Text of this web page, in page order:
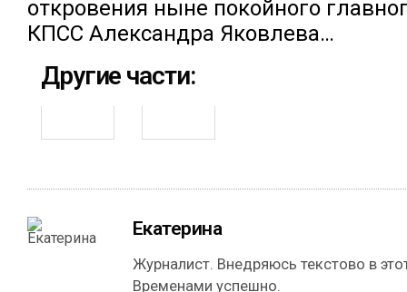
откровения ныне покойного
КПСС Александра Яковлева…
Другие части:
Екатерина
Журналист. Внедряюсь текстово в
Временами успешно.